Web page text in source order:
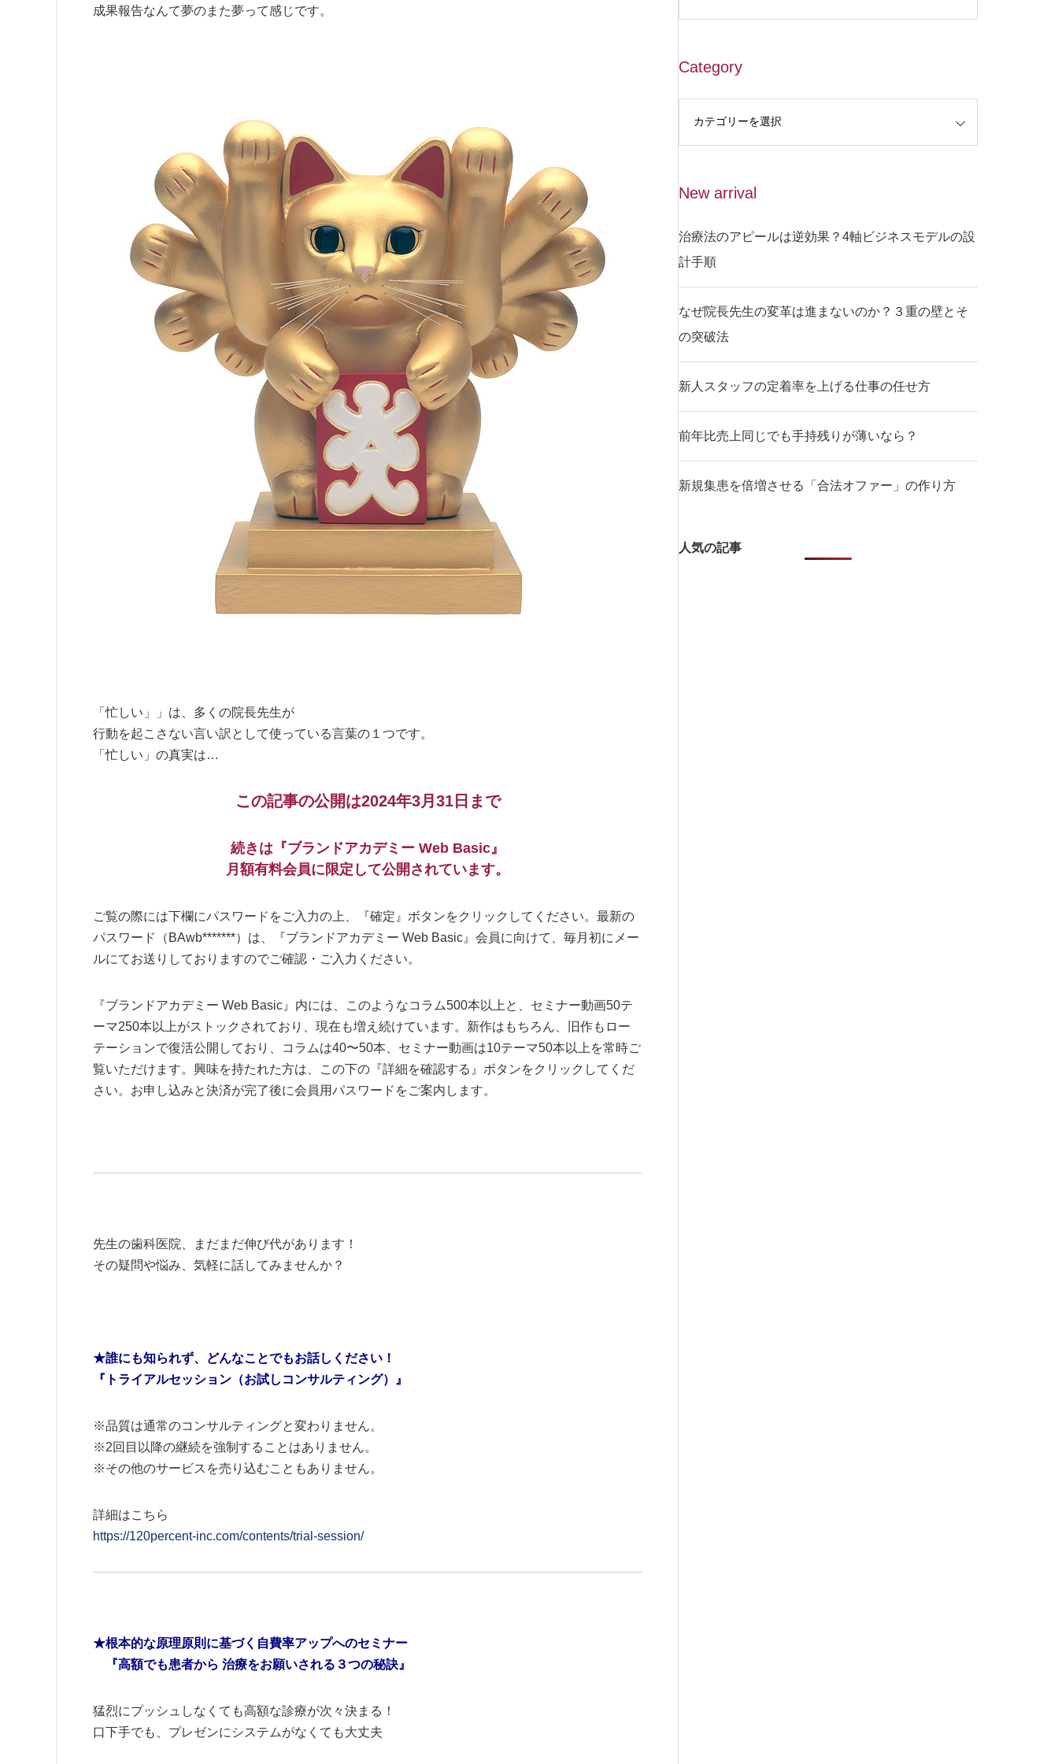
成果報告なんて夢のまた夢って感じです。
「忙しい」」は、多くの院長先生が
行動を起こさない言い訳として使っている言葉の１つです。
「忙しい」の真実は…
この記事の公開は2024年3月31日まで
続きは『ブランドアカデミー Web Basic』
月額有料会員に限定して公開されています。
ご覧の際には下欄にパスワードをご入力の上、『確定』ボタンをクリックしてください。最新の
パスワード（BAwb*******）は、『ブランドアカデミー Web Basic』会員に向けて、毎月初にメー
ルにてお送りしておりますのでご確認・ご入力ください。
『ブランドアカデミー Web Basic』内には、このようなコラム500本以上と、セミナー動画50テ
ーマ250本以上がストックされており、現在も増え続けています。新作はもちろん、旧作もロー
テーションで復活公開しており、コラムは40〜50本、セミナー動画は10テーマ50本以上を常時ご
覧いただけます。興味を持たれた方は、この下の『詳細を確認する』ボタンをクリックしてくだ
さい。お申し込みと決済が完了後に会員用パスワードをご案内します。
先生の歯科医院、まだまだ伸び代があります！
その疑問や悩み、気軽に話してみませんか？
★誰にも知られず、どんなことでもお話しください！
『トライアルセッション（お試しコンサルティング）』
※品質は通常のコンサルティングと変わりません。
※2回目以降の継続を強制することはありません。
※その他のサービスを売り込むこともありません。
詳細はこちら
https://120percent-inc.com/contents/trial-session/
★根本的な原理原則に基づく自費率アップへのセミナー
『高額でも患者から 治療をお願いされる３つの秘訣』
猛烈にプッシュしなくても高額な診療が次々決まる！
口下手でも、プレゼンにシステムがなくても大丈夫
Category
New arrival
治療法のアピールは逆効果？4軸ビジネスモデルの設
計手順
なぜ院長先生の変革は進まないのか？３重の壁とそ
の突破法
新人スタッフの定着率を上げる仕事の任せ方
前年比売上同じでも手持残りが薄いなら？
新規集患を倍増させる「合法オファー」の作り方
人気の記事